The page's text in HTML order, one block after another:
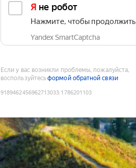
Я не робот
Нажмите, чтобы продолжить
Yandex SmartCaptcha
Если у вас возникли проблемы, пожалуйста,
воспользуйтесьформой обратной связи
9189462456962713033:1786201103